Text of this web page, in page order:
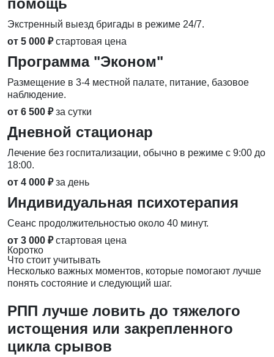
помощь
Экстренный выезд бригады в режиме 24/7.
от 5 000 ₽ стартовая цена
Программа "Эконом"
Размещение в 3-4 местной палате, питание, базовое
наблюдение.
от 6 500 ₽ за сутки
Дневной стационар
Лечение без госпитализации, обычно в режиме с 9:00 до
18:00.
от 4 000 ₽ за день
Индивидуальная психотерапия
Сеанс продолжительностью около 40 минут.
от 3 000 ₽ стартовая цена
Коротко
Что стоит учитывать
Несколько важных моментов, которые помогают лучше
понять состояние и следующий шаг.
РПП лучше ловить до тяжелого
истощения или закрепленного
цикла срывов